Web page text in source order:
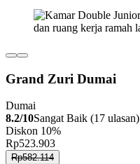
Grand Zuri Dumai
Dumai
8.2/10Sangat Baik (17 ulasan)
Diskon 10%
Rp523.903
Rp582.114